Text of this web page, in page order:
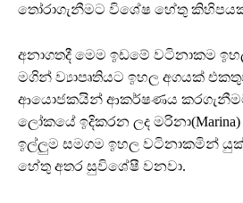
තෝරාගැනීමට විශේෂ හේතු
අනාගතදී මෙම ඉඩමේ වටිනාකම
මගින් ව්‍යාපෘතියට ඉහල අගයක්
ආයොජකයින් ආකර්ෂණය
ලෝකයේ ඉදිකරන ලද මරිනා(Marina)
ඉල්ලුම සමගම ඉහල වටිනාකමින්
හේතු අතර සුවිශේෂී වනවා.